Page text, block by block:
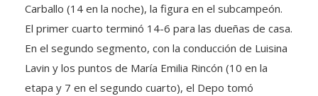
Carballo (14 en la noche), la figura en el subcampeón.
El primer cuarto terminó 14-6 para las dueñas de casa.
En el segundo segmento, con la conducción de Luisina
Lavin y los puntos de María Emilia Rincón (10 en la
etapa y 7 en el segundo cuarto), el Depo tomó